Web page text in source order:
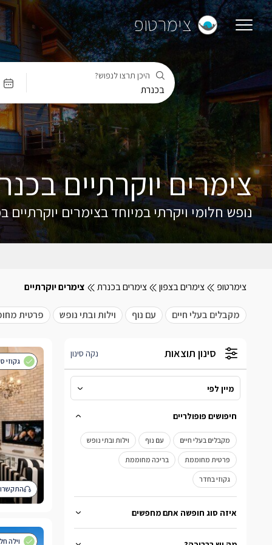
צימרטופ
היכן תרצו לנפוש?
צימרים יוקרתיים
נופש חלומי ויקרתי במיוחד בצימרים
צימרטופ צימרים בצפון צימרים בכנרת צימרים יוקרתיים
מקבלים בעלי חיים עם נוף וילות ובתי נופש פרטית
סינון תוצאות נקה סינון
מיין לפי
מיין לפי
מהמחיר הנמוך לגבוה
מהמחיר הגבוה לנמוך
חיפושים פופולריים
מקבלים בעלי חיים עם נוף וילות ובתי נופש
פרטית מחוממת בריכה מחוממת
גקוזי בחדר
איזה סוג חופשה אתם מחפשים
התקשרו
גקוזי
וילה